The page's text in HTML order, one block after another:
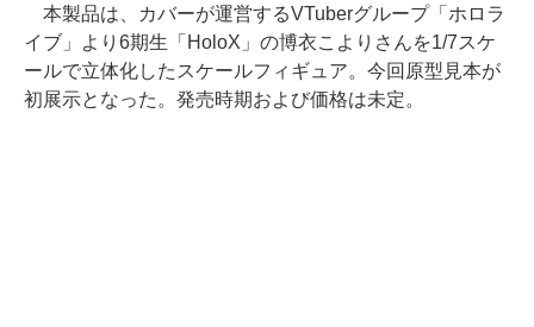
本製品は、カバーが運営するVTuberグループ「ホロラ
イブ」より6期生「HoloX」の博衣こよりさんを1/7スケ
ールで立体化したスケールフィギュア。今回原型見本が
初展示となった。発売時期および価格は未定。